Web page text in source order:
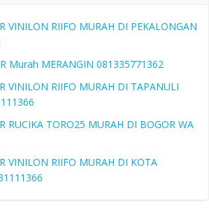
VINILON RIIFO MURAH DI PEKALONGAN
Murah MERANGIN 081335771362
VINILON RIIFO MURAH DI TAPANULI
RUCIKA TORO25 MURAH DI BOGOR WA
VINILON RIIFO MURAH DI KOTA